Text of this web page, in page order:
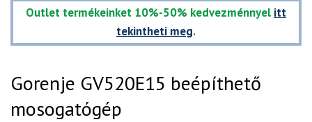
Outlet termékeinket 10%-50% kedvezménnyel itt
tekintheti meg.
Gorenje GV520E15 beépíthető
mosogatógép